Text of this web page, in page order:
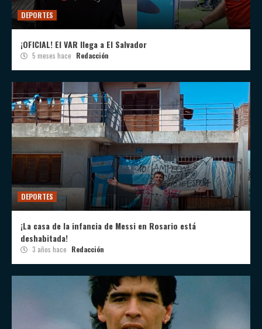
DEPORTES
¡OFICIAL! El VAR llega a El Salvador
5 meses hace Redacción
DEPORTES
¡La casa de la infancia de Messi en Rosario está
deshabitada!
3 años hace Redacción